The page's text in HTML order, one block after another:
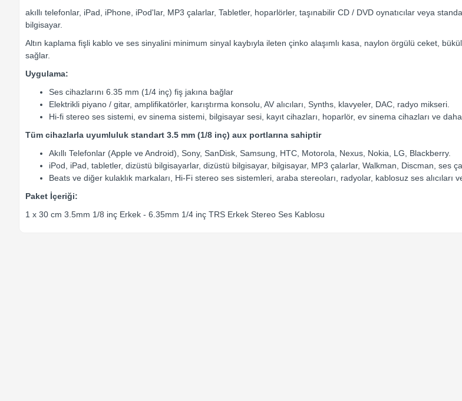
akıllı telefonlar, iPad, iPhone, iPod'lar, MP3 çalarlar, Tabletler, hoparlörler, taşınabilir CD / DVD oynatıcılar veya
bilgisayar.
Altın kaplama fişli kablo ve ses sinyalini minimum sinyal kaybıyla ileten çinko alaşımlı kasa, naylon örgülü ceket,
sağlar.
Uygulama:
Ses cihazlarını 6.35 mm (1/4 inç) fiş jakına bağlar
Elektrikli piyano / gitar, amplifikatörler, karıştırma konsolu, AV alıcıları, Synths, klavyeler, DAC, radyo mikseri.
Hi-fi stereo ses sistemi, ev sinema sistemi, bilgisayar sesi, kayıt cihazları, hoparlör, ev sinema cihazları ve daha
Tüm cihazlarla uyumluluk standart 3.5 mm (1/8 inç) aux portlarına sahiptir
Akıllı Telefonlar (Apple ve Android), Sony, SanDisk, Samsung, HTC, Motorola, Nexus, Nokia, LG, Blackberry.
iPod, iPad, tabletler, dizüstü bilgisayarlar, dizüstü bilgisayar, bilgisayar, MP3 çalarlar, Walkman, Discman, ses
Beats ve diğer kulaklık markaları, Hi-Fi stereo ses sistemleri, araba stereoları, radyolar, kablosuz ses alıcıları
Paket İçeriği:
1 x 30 cm 3.5mm 1/8 inç Erkek - 6.35mm 1/4 inç TRS Erkek Stereo Ses Kablosu